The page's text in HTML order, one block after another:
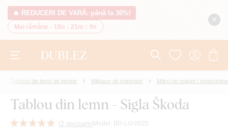
🔥 REDUCERI DE VARĂ: până la 30%!
Mai rămâne - 18o : 21m : 8s
Tablouri din lemn de perete Mijloace de transport Mărci de mașini / motociclete
Tablou din lemn - Sigla Škoda
(2 revizuire) Model: BD-LO-0025